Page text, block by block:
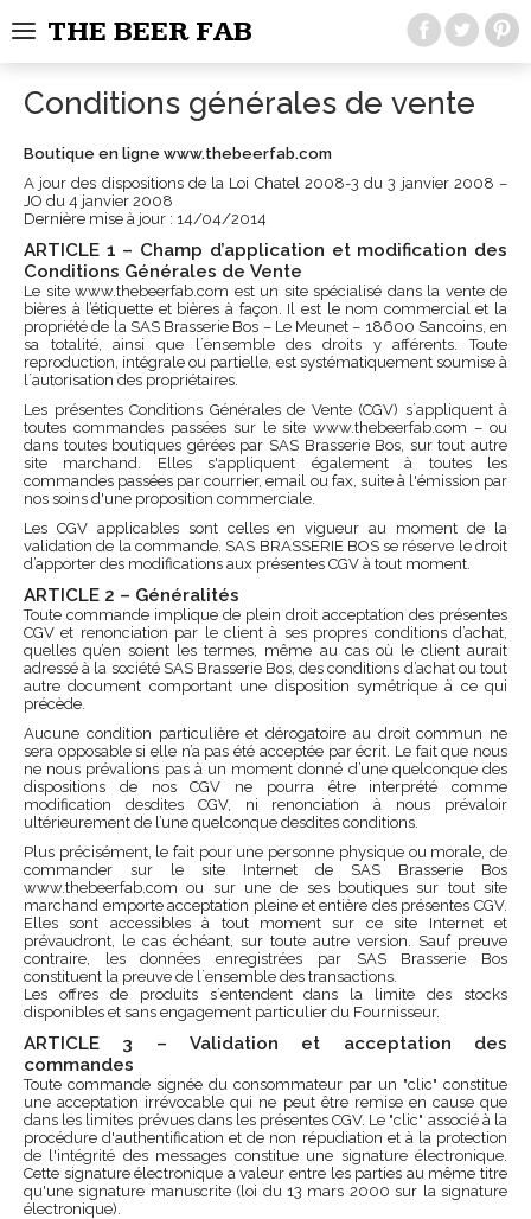
THE BEER FAB
Conditions générales de vente
Boutique en ligne www.thebeerfab.com
A jour des dispositions de la Loi Chatel 2008-3 du 3 janvier 2008 –
JO du 4 janvier 2008
Dernière mise à jour : 14/04/2014
ARTICLE 1 – Champ d’application et modification des
Conditions Générales de Vente
Le site www.thebeerfab.com est un site spécialisé dans la vente de
bières à l’étiquette et bières à façon. Il est le nom commercial et la
propriété de la SAS Brasserie Bos – Le Meunet – 18600 Sancoins, en
sa totalité, ainsi que l´ensemble des droits y afférents. Toute
reproduction, intégrale ou partielle, est systématiquement soumise à
l´autorisation des propriétaires.
Les présentes Conditions Générales de Vente (CGV) s´appliquent à
toutes commandes passées sur le site www.thebeerfab.com – ou
dans toutes boutiques gérées par SAS Brasserie Bos, sur tout autre
site marchand. Elles s'appliquent également à toutes les
commandes passées par courrier, email ou fax, suite à l'émission par
nos soins d'une proposition commerciale.
Les CGV applicables sont celles en vigueur au moment de la
validation de la commande. SAS BRASSERIE BOS se réserve le droit
d’apporter des modifications aux présentes CGV à tout moment.
ARTICLE 2 – Généralités
Toute commande implique de plein droit acceptation des présentes
CGV et renonciation par le client à ses propres conditions d’achat,
quelles qu’en soient les termes, même au cas où le client aurait
adressé à la société SAS Brasserie Bos, des conditions d’achat ou tout
autre document comportant une disposition symétrique à ce qui
précède.
Aucune condition particulière et dérogatoire au droit commun ne
sera opposable si elle n’a pas été acceptée par écrit. Le fait que nous
ne nous prévalions pas à un moment donné d’une quelconque des
dispositions de nos CGV ne pourra être interprété comme
modification desdites CGV, ni renonciation à nous prévaloir
ultérieurement de l’une quelconque desdites conditions.
Plus précisément, le fait pour une personne physique ou morale, de
commander sur le site Internet de SAS Brasserie Bos
www.thebeerfab.com ou sur une de ses boutiques sur tout site
marchand emporte acceptation pleine et entière des présentes CGV.
Elles sont accessibles à tout moment sur ce site Internet et
prévaudront, le cas échéant, sur toute autre version. Sauf preuve
contraire, les données enregistrées par SAS Brasserie Bos
constituent la preuve de l´ensemble des transactions.
Les offres de produits s´entendent dans la limite des stocks
disponibles et sans engagement particulier du Fournisseur.
ARTICLE 3 – Validation et acceptation des
commandes
Toute commande signée du consommateur par un "clic" constitue
une acceptation irrévocable qui ne peut être remise en cause que
dans les limites prévues dans les présentes CGV. Le "clic" associé à la
procédure d'authentification et de non répudiation et à la protection
de l'intégrité des messages constitue une signature électronique.
Cette signature électronique a valeur entre les parties au même titre
qu'une signature manuscrite (loi du 13 mars 2000 sur la signature
électronique).